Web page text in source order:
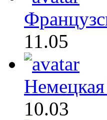
11.05
10.03